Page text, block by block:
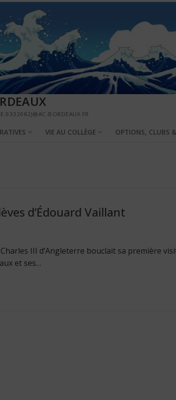
BORDEAUX.FR
VIE AU COLLÈGE OPTIONS, CLUBS
d’Édouard Vaillant
III d’Angleterre bouclait sa première
et ses…